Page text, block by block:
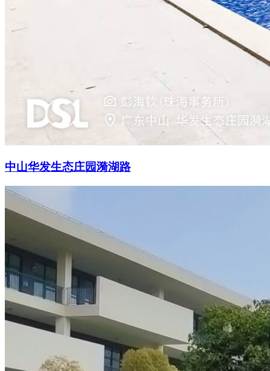
中山华发生态庄园漪湖路